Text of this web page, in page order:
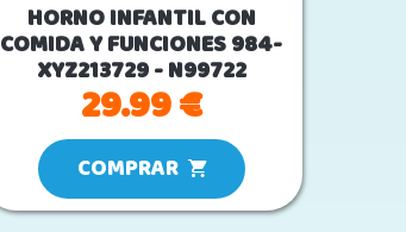
HORNO INFANTIL CON
COMIDA Y FUNCIONES 984-
XYZ213729 - N99722
29.99 €
COMPRAR